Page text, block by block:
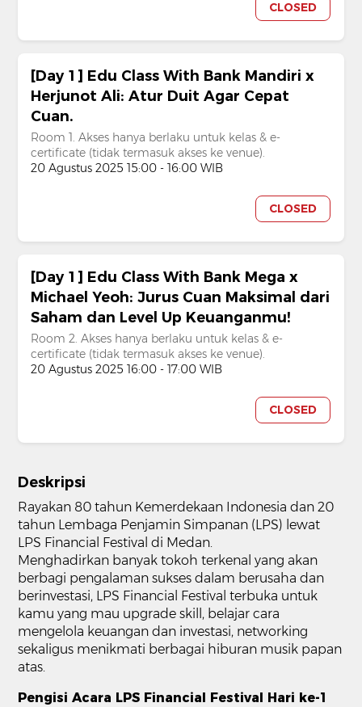
CLOSED
[Day 1] Edu Class With Bank Mandiri x
Herjunot Ali: Atur Duit Agar Cepat
Cuan.
Room 1. Akses hanya berlaku untuk kelas & e-
certificate (tidak termasuk akses ke venue).
20 Agustus 2025 15:00 - 16:00 WIB
CLOSED
[Day 1] Edu Class With Bank Mega x
Michael Yeoh: Jurus Cuan Maksimal dari
Saham dan Level Up Keuanganmu!
Room 2. Akses hanya berlaku untuk kelas & e-
certificate (tidak termasuk akses ke venue).
20 Agustus 2025 16:00 - 17:00 WIB
CLOSED
Deskripsi
Rayakan 80 tahun Kemerdekaan Indonesia dan 20
tahun Lembaga Penjamin Simpanan (LPS) lewat
LPS Financial Festival di Medan.
Menghadirkan banyak tokoh terkenal yang akan
berbagi pengalaman sukses dalam berusaha dan
berinvestasi, LPS Financial Festival terbuka untuk
kamu yang mau upgrade skill, belajar cara
mengelola keuangan dan investasi, networking
sekaligus menikmati berbagai hiburan musik papan
atas.
Pengisi Acara LPS Financial Festival Hari ke-1